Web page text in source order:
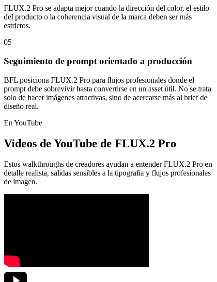
FLUX.2 Pro se adapta mejor cuando la dirección del color, el estilo
del producto o la coherencia visual de la marca deben ser más
estrictos.
05
Seguimiento de prompt orientado a producción
BFL posiciona FLUX.2 Pro para flujos profesionales donde el
prompt debe sobrevivir hasta convertirse en un asset útil. No se trata
solo de hacer imágenes atractivas, sino de acercarse más al brief de
diseño real.
En YouTube
Videos de YouTube de FLUX.2 Pro
Estos walkthroughs de creadores ayudan a entender FLUX.2 Pro en
detalle realista, salidas sensibles a la tipografia y flujos profesionales
de imagen.